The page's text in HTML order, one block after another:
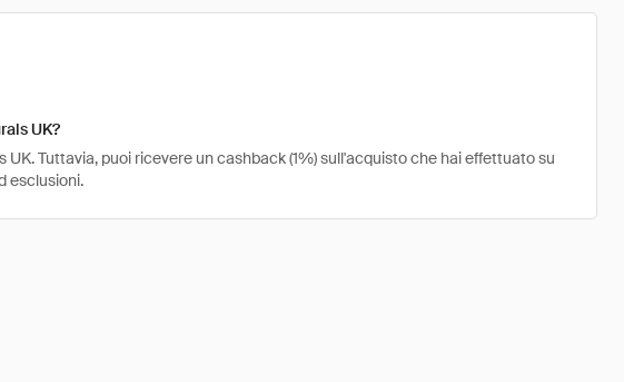
UK?
Tuttavia, puoi ricevere un cashback (1%) sull'acquisto che hai effettuato su
esclusioni.